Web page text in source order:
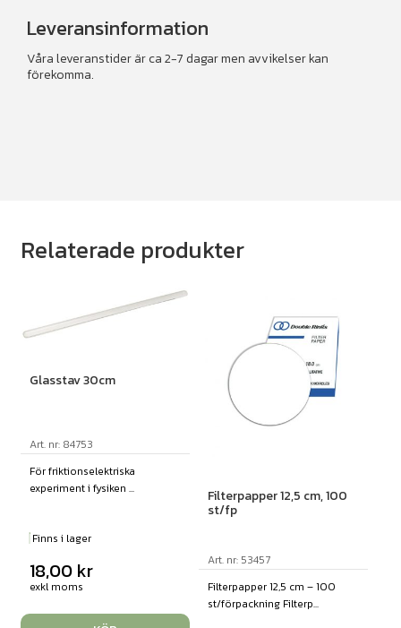
Leveransinformation
Våra leveranstider är ca 2-7 dagar men avvikelser kan
förekomma.
Relaterade produkter
Glasstav 30cm
Art. nr: 84753
För friktionselektriska
experiment i fysiken ...
Finns i lager
18,00 kr
exkl moms
Filterpapper 12,5 cm, 100
st/fp
Art. nr: 53457
Filterpapper 12,5 cm – 100
st/förpackning Filterp...